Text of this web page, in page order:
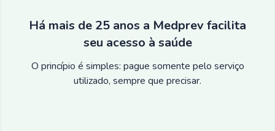
Há mais de 25 anos a Medprev facilita
seu acesso à saúde
O princípio é simples: pague somente pelo serviço
utilizado, sempre que precisar.